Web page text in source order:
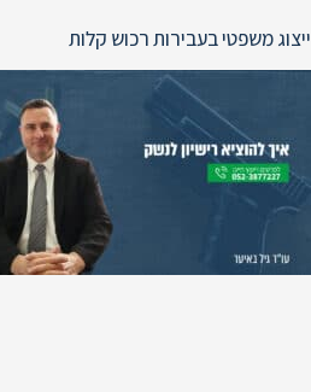
ייצוג משפטי בעבירות רכוש קלות